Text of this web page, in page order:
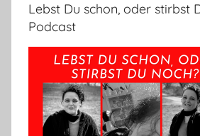
Lebst Du schon, oder stirbst
Podcast